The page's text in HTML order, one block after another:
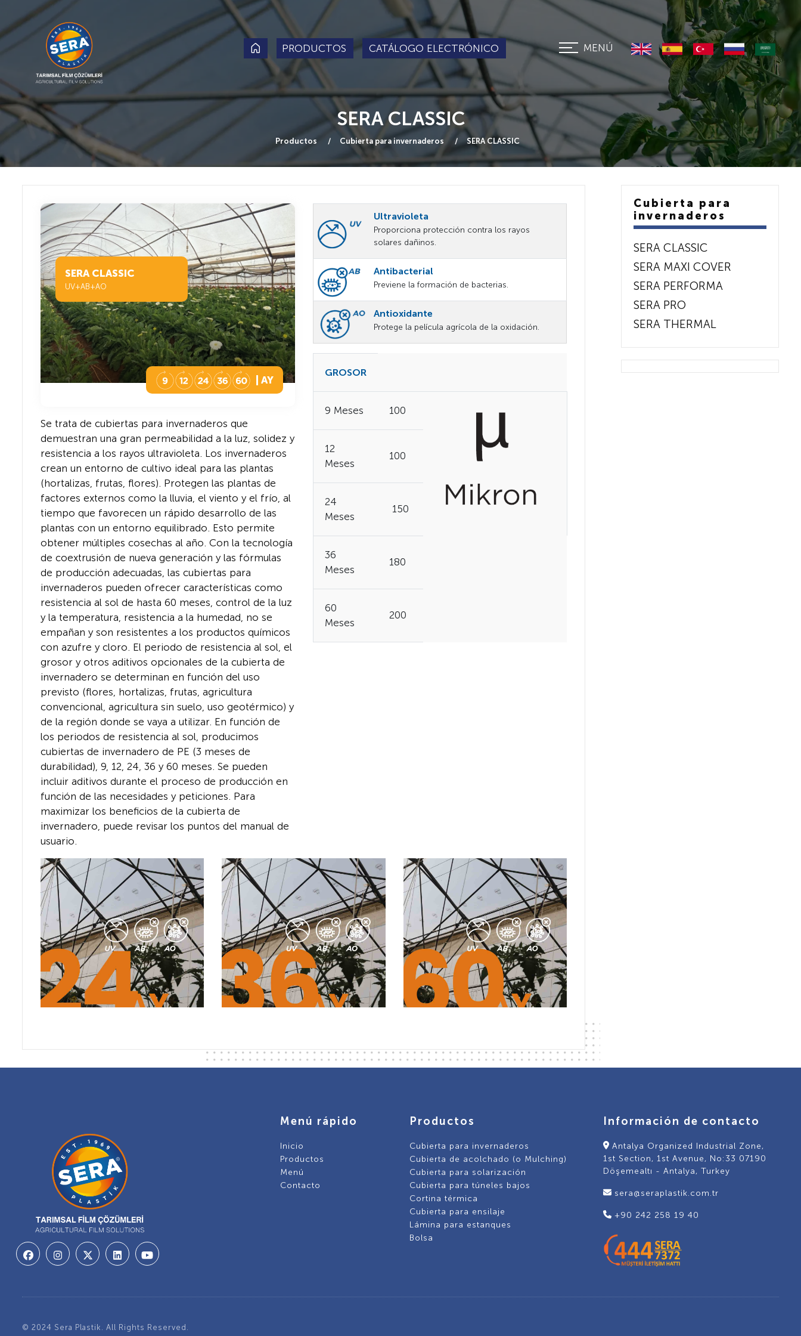
PRODUCTOS CATÁLOGO ELECTRÓNICO MENÚ
SERA CLASSIC
Productos Cubierta para invernaderos SERA CLASSIC
| AY
SERA CLASSIC
UV+AB+AO
Se trata de cubiertas para invernaderos que
demuestran una gran permeabilidad a la luz, solidez y
resistencia a los rayos ultravioleta. Los invernaderos
crean un entorno de cultivo ideal para las plantas
(hortalizas, frutas, flores). Protegen las plantas de
factores externos como la lluvia, el viento y el frío, al
tiempo que favorecen un rápido desarrollo de las
plantas con un entorno equilibrado. Esto permite
obtener múltiples cosechas al año. Con la tecnología
de coextrusión de nueva generación y las fórmulas
de producción adecuadas, las cubiertas para
invernaderos pueden ofrecer características como
resistencia al sol de hasta 60 meses, control de la luz
y la temperatura, resistencia a la humedad, no se
empañan y son resistentes a los productos químicos
con azufre y cloro. El periodo de resistencia al sol, el
grosor y otros aditivos opcionales de la cubierta de
invernadero se determinan en función del uso
previsto (flores, hortalizas, frutas, agricultura
convencional, agricultura sin suelo, uso geotérmico) y
de la región donde se vaya a utilizar. En función de
los periodos de resistencia al sol, producimos
cubiertas de invernadero de PE (3 meses de
durabilidad), 9, 12, 24, 36 y 60 meses. Se pueden
incluir aditivos durante el proceso de producción en
función de las necesidades y peticiones. Para
maximizar los beneficios de la cubierta de
invernadero, puede revisar los puntos del manual de
usuario.
Ultravioleta
Proporciona protección contra los rayos
solares dañinos.
Antibacterial
Previene la formación de bacterias.
Antioxidante
Protege la película agrícola de la oxidación.
GROSOR
9 Meses 100
12
Meses
100
24
Meses
150
36
Meses
180
60
Meses
200
Cubierta para
invernaderos
SERA CLASSIC
SERA MAXI COVER
SERA PERFORMA
SERA PRO
SERA THERMAL
Menú rápido
Inicio
Productos
Menú
Contacto
Productos
Cubierta para invernaderos
Cubierta de acolchado (o Mulching)
Cubierta para solarización
Cubierta para túneles bajos
Cortina térmica
Cubierta para ensilaje
Lámina para estanques
Bolsa
Información de contacto
Antalya Organized Industrial Zone,
1st Section, 1st Avenue, No:33 07190
Döşemealtı - Antalya, Turkey
sera@seraplastik.com.tr
+90 242 258 19 40
© 2024 Sera Plastik. All Rights Reserved.